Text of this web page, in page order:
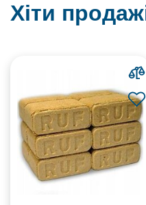
Хіти